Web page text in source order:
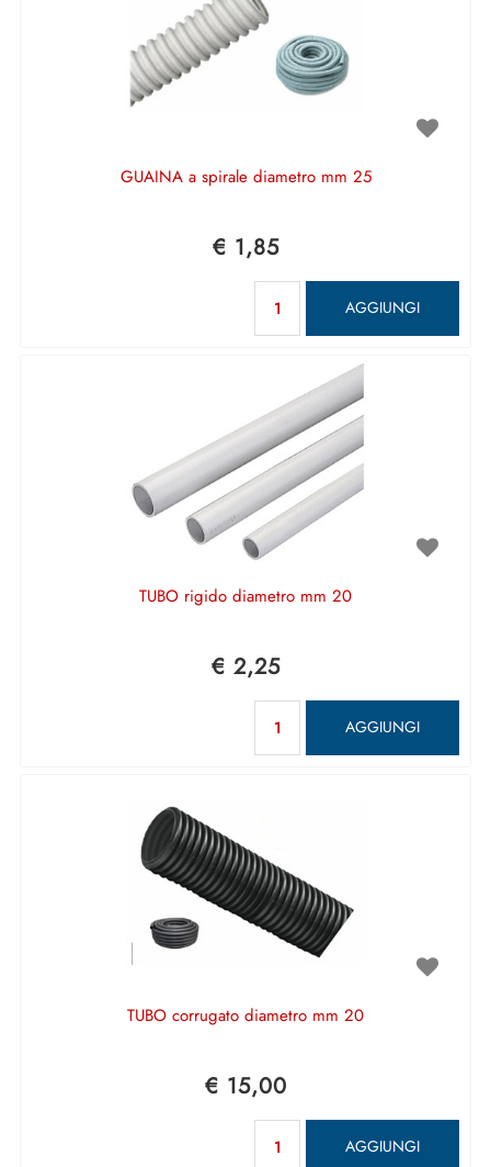
GUAINA a spirale diametro mm 25
€ 1,85
AGGIUNGI
TUBO rigido diametro mm 20
€ 2,25
AGGIUNGI
TUBO corrugato diametro mm 20
€ 15,00
AGGIUNGI